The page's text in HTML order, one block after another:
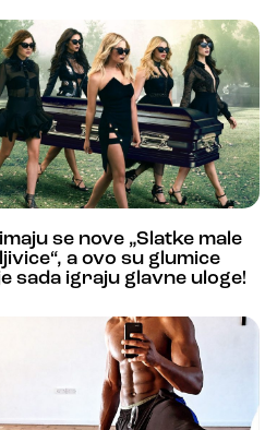
se nove „Slatke male
a ovo su glumice
sada igraju glavne uloge!